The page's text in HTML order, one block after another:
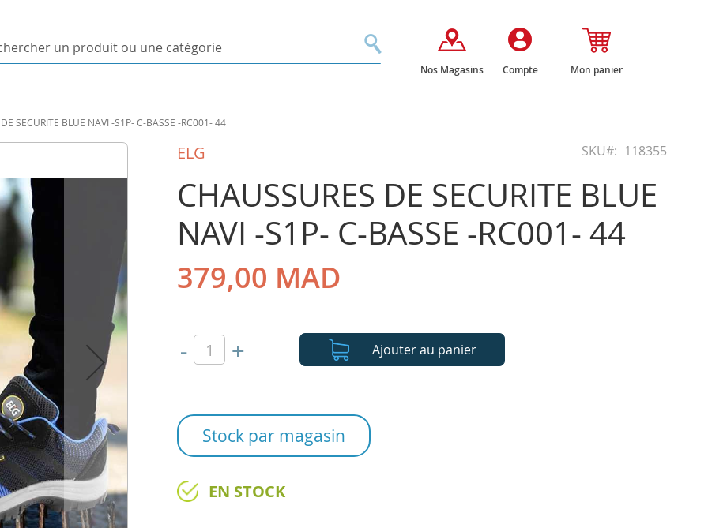
RechercherNos Magasins Compte Mon panier
SECURITE BLUE NAVI -S1P- C-BASSE -RC001- 44
ELG SKU 118355
CHAUSSURES DE SECURITE BLUE
NAVI -S1P- C-BASSE -RC001- 44
379,00 MAD
- + Ajouter au panier
Stock par magasin
EN STOCK